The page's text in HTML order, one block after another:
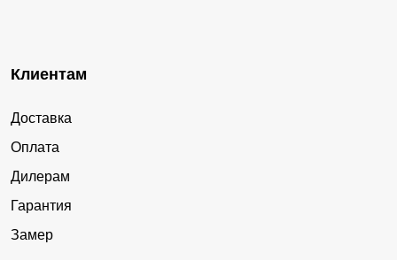
Клиентам
Доставка
Оплата
Дилерам
Гарантия
Замер